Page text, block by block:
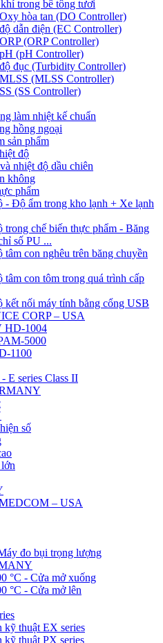
trong bê tông tươi
hòa tan (DO Controller)
dẫn điện (EC Controller)
(ORP Controller)
(pH Controller)
đục (Turbidity Controller)
(MLSS Controller)
(SS Controller)
làm nhiệt kế chuẩn
hồng ngoại
sản phẩm
độ
nhiệt độ dầu chiên
không
phẩm
- Độ ẩm trong kho lạnh + Xe lạnh
trong chế biến thực phẩm - Băng
số PU ...
con nghêu trên băng chuyền
tâm con tôm trong quá trình cấp
kết nối máy tính bằng cổng USB
CORP – USA
HD-1004
5000
1100
E series Class II
số
– USA
đo bụi trọng lượng
°C - Cửa mở xuống
°C - Cửa mở lên
kỹ thuật EX series
kỹ thuật PX series